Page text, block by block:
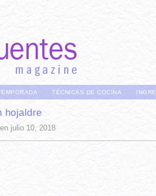
TÉCNICAS DE COCINA
hojaldre
julio 10, 2018